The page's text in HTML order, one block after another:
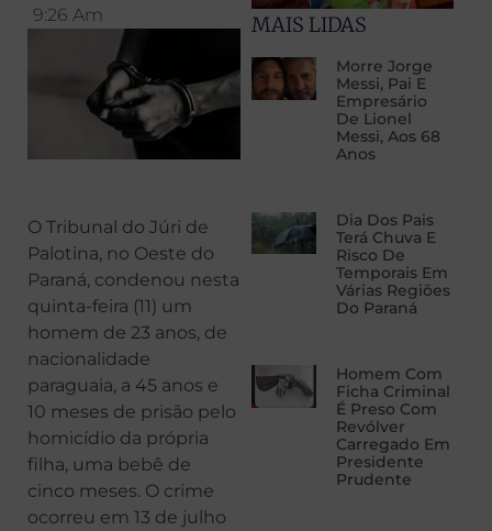
9:26 Am
O Tribunal do Júri de
Palotina, no Oeste do
Paraná, condenou nesta
quinta-feira (11) um
homem de 23 anos, de
nacionalidade
paraguaia, a 45 anos e
10 meses de prisão pelo
homicídio da própria
filha, uma bebê de
cinco meses. O crime
ocorreu em 13 de julho
MAIS LIDAS
Morre Jorge
Messi, Pai E
Empresário
De Lionel
Messi, Aos 68
Anos
Dia Dos Pais
Terá Chuva E
Risco De
Temporais Em
Várias Regiões
Do Paraná
Homem Com
Ficha Criminal
É Preso Com
Revólver
Carregado Em
Presidente
Prudente